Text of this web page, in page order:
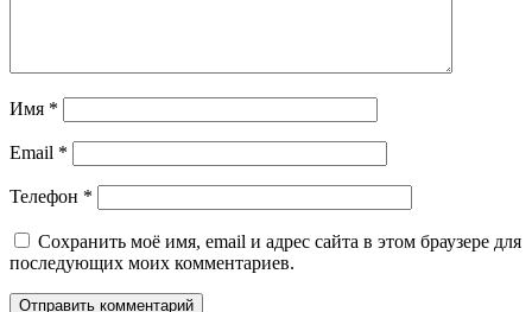
Имя *
Email *
Телефон *
Сохранить моё имя, email и адрес сайта в этом браузере для
последующих моих комментариев.